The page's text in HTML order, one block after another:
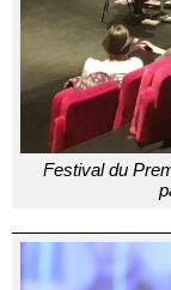
Festival du